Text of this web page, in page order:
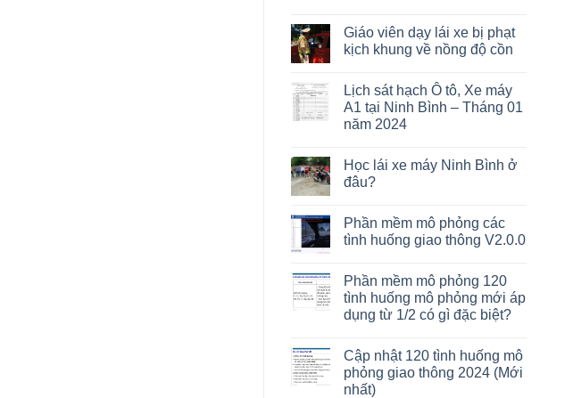
Giáo viên dạy lái xe bị phạt
kịch khung về nồng độ cồn
Lịch sát hạch Ô tô, Xe máy
A1 tại Ninh Bình – Tháng 01
năm 2024
Học lái xe máy Ninh Bình ở
đâu?
Phần mềm mô phỏng các
tình huống giao thông V2.0.0
Phần mềm mô phỏng 120
tình huống mô phỏng mới áp
dụng từ 1/2 có gì đặc biệt?
Cập nhật 120 tình huống mô
phỏng giao thông 2024 (Mới
nhất)